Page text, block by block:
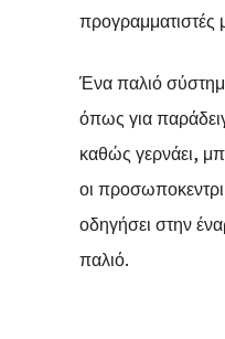
προγραμματιστές
Ένα παλιό
όπως για
καθώς γερνάει,
οι
οδηγήσει στην
παλιό.